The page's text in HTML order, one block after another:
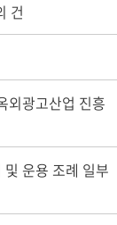
건
외광고산업 진흥
운용 조례 일부